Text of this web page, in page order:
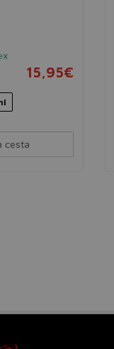
15,95€
cesta